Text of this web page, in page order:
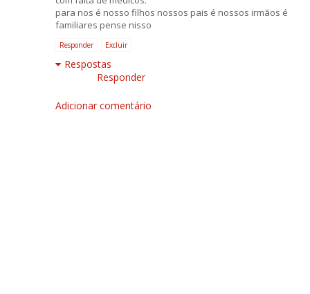
para nos é nosso filhos nossos pais é nossos irmãos é
familiares pense nisso
Responder Excluir
Respostas
Responder
Adicionar comentário